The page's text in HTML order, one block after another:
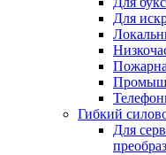
Для
Гибкий
Для